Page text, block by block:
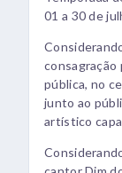
01 a 30 de
consagração
pública, no
junto ao
artístico